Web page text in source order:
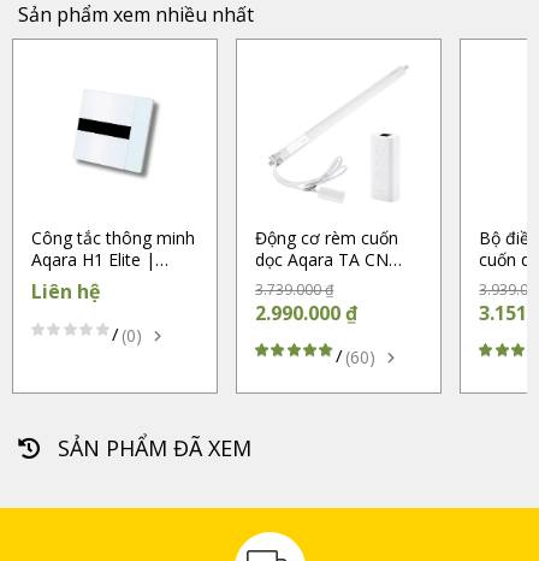
Sản phẩm xem nhiều nhất
Công tắc thông minh
Aqara H1 Elite |
White (Chính hãng)
Liên hệ
/(0)
Động cơ rèm cuốn
dọc Aqara TA CN
ZNGZDJ20LM (Chính
hãng)
2.990.000 ₫
3.739.000 ₫
/(60)
Bộ
cuốn
CN
(Chính
SẢN PHẨM ĐÃ XEM